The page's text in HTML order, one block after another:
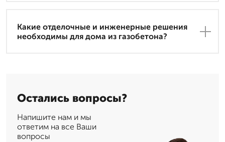
Какие отделочные и инженерные решения
необходимы для дома из газобетона?
Остались вопросы?
Напишите нам и мы
ответим на все Ваши
вопросы